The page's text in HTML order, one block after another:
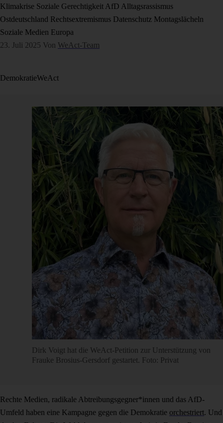
Klimakrise Soziale Gerechtigkeit AfD Alltagsrassismus
Ostdeutschland Rechtsextremismus Datenschutz Montagslächeln
Soziale Medien Europa
23. Juli 2025 Von WeAct-Team
DemokratieWeAct
Dirk Voigt hat die WeAct-Petition zur Unterstützung von
Frauke Brosius-Gersdorf gestartet. Foto: Privat
Rechte Medien, radikale Abtreibungsgegner*innen und das AfD-
Umfeld haben eine Kampagne gegen die Demokratie orchestriert. Und